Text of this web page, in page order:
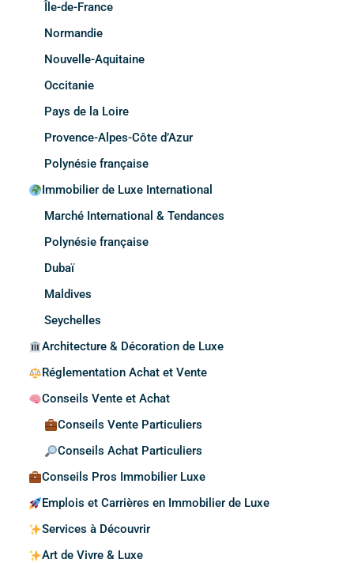
Île-de-France
Normandie
Nouvelle-Aquitaine
Occitanie
Pays de la Loire
Provence-Alpes-Côte d’Azur
Polynésie française
Immobilier de Luxe International
Marché International & Tendances
Polynésie française
Dubaï
Maldives
Seychelles
Architecture & Décoration de Luxe
Réglementation Achat et Vente
Conseils Vente et Achat
Conseils Vente Particuliers
Conseils Achat Particuliers
Conseils Pros Immobilier Luxe
Emplois et Carrières en Immobilier de Luxe
Services à Découvrir
Art de Vivre & Luxe